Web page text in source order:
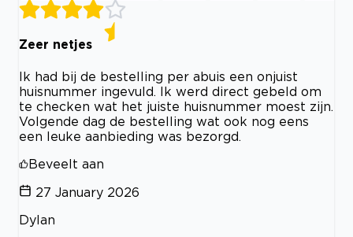
Zeer netjes
Ik had bij de bestelling per abuis een onjuist
huisnummer ingevuld. Ik werd direct gebeld om
te checken wat het juiste huisnummer moest zijn.
Volgende dag de bestelling wat ook nog eens
een leuke aanbieding was bezorgd.
Beveelt aan
27 January 2026
Dylan